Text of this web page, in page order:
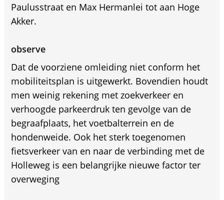
Paulusstraat en Max Hermanlei tot aan Hoge
Akker.
observe
Dat de voorziene omleiding niet conform het
mobiliteitsplan is uitgewerkt. Bovendien houdt
men weinig rekening met zoekverkeer en
verhoogde parkeerdruk ten gevolge van de
begraafplaats, het voetbalterrein en de
hondenweide. Ook het sterk toegenomen
fietsverkeer van en naar de verbinding met de
Holleweg is een belangrijke nieuwe factor ter
overweging